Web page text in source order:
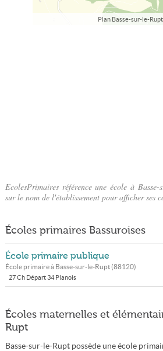
Plan Basse-sur-le-Rupt
EcolesPrimaires référence une école à
sur le nom de l'établissement pour afficher ses
Écoles primaires Bassuroises
École primaire publique
École primaire à Basse-sur-le-Rupt(88120)
27 Ch Départ 34 Planois
Écoles maternelles et
Rupt
Basse-sur-le-Rupt possède une école